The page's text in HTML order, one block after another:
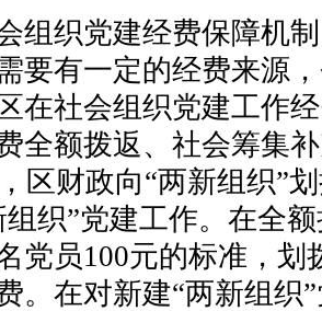
组织党建经费保障机
要有一定的经费来源
在社会组织党建工作
全额拨返、社会筹集
区财政向“两新组织”
组织”党建工作。在全
党员100元的标准，划
。在对新建“两新组织